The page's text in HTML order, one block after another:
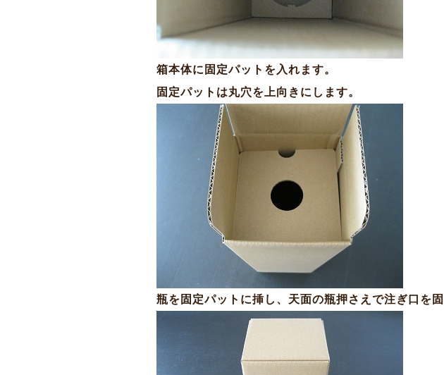
箱本体に固定パットを入れます。
固定パットは丸穴を上向きにします。
瓶を固定パットに挿し、天面の瓶押さえで注ぎ口を固